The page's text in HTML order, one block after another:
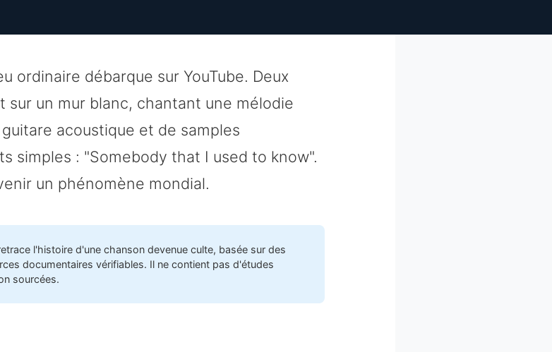
ordinaire débarque sur YouTube. Deux
sur un mur blanc, chantant une mélodie
acoustique et de samples
simples : "Somebody that I used to know".
un phénomène mondial.
l'histoire d'une chanson devenue culte, basée sur des
documentaires vérifiables. Il ne contient pas d'études
sourcées.